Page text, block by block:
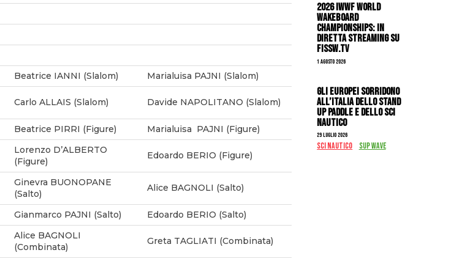
Beatrice IANNI (Slalom)
Marialuisa PAJNI (Slalom)
Carlo ALLAIS (Slalom) Davide NAPOLITANO (Slalom)
Beatrice PIRRI (Figure) Marialuisa PAJNI (Figure)
Lorenzo D’ALBERTO
(Figure)
Edoardo BERIO (Figure)
Ginevra BUONOPANE
(Salto)
Alice BAGNOLI (Salto)
Gianmarco PAJNI (Salto)
Edoardo BERIO (Salto)
Alice BAGNOLI
(Combinata)
Greta TAGLIATI (Combinata)
2026 IWWF WORLD
WAKEBOARD
CHAMPIONSHIPS: IN
DIRETTA STREAMING SU
FISSW.TV
1 Agosto 2026
Gli Europei sorridono
all’Italia dello stand
up paddle e dello sci
nautico
29 Luglio 2026
SCI NAUTICO SUP WAVE